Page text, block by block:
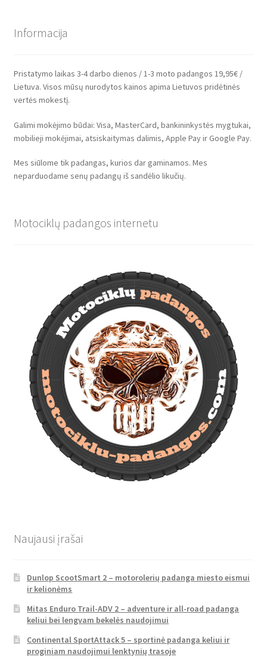
Informacija
Pristatymo laikas 3-4 darbo dienos / 1-3 moto padangos 19,95€ /
Lietuva. Visos mūsų nurodytos kainos apima Lietuvos pridėtinės
vertės mokestį.
Galimi mokėjimo būdai: Visa, MasterCard, bankininkystės mygtukai,
mobilieji mokėjimai, atsiskaitymas dalimis, Apple Pay ir Google Pay.
Mes siūlome tik padangas, kurios dar gaminamos. Mes
neparduodame senų padangų iš sandėlio likučių.
Motociklų padangos internetu
Naujausi įrašai
Dunlop ScootSmart 2 – motorolerių padanga miesto eismui
ir kelionėms
Mitas Enduro Trail-ADV 2 – adventure ir all-road padanga
keliui bei lengvam bekelės naudojimui
Continental SportAttack 5 – sportinė padanga keliui ir
proginiam naudojimui lenktynių trasoje